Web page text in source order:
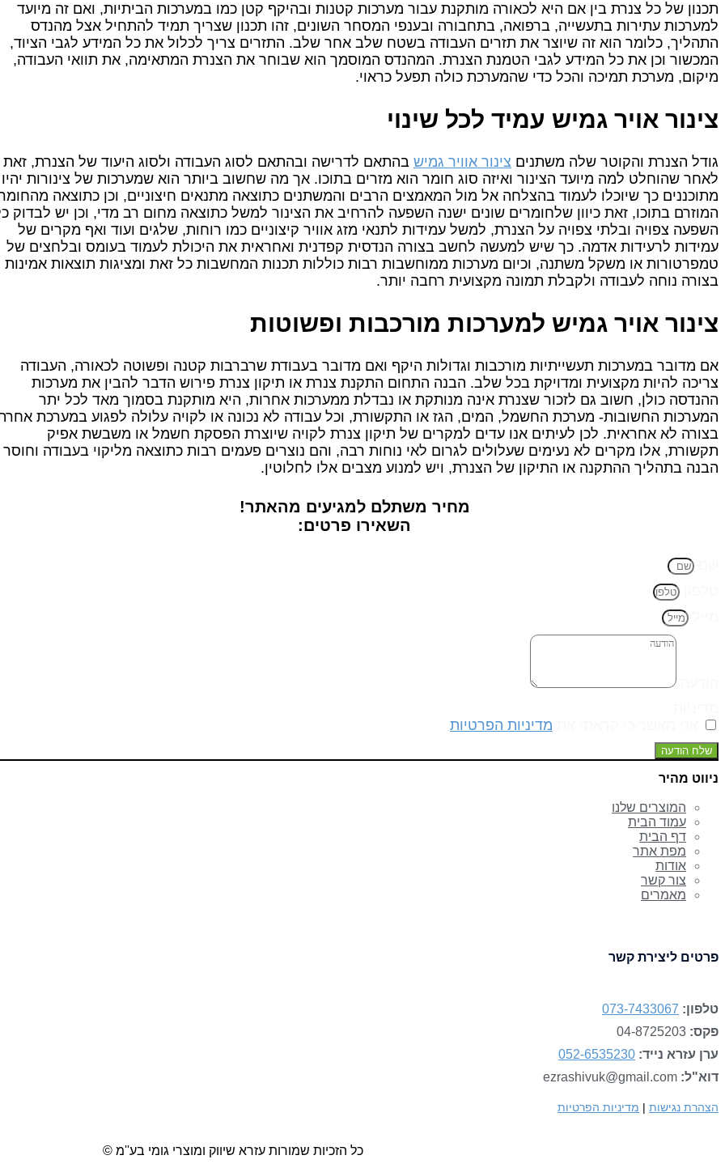
תכנון של כל צנרת בין אם היא לכאורה מותקנת עבור מערכות קטנות ובהיקף קטן כמו במערכות הביתיות, ואם זה מיועד
למערכות עתירות בתעשייה, ברפואה, בתחבורה ובענפי המסחר השונים, זהו תכנון שצריך תמיד להתחיל אצל מהנדס
התהליך, כלומר הוא זה שיוצר את תזרים העבודה בשטח שלב אחר שלב. התזרים צריך לכלול את כל המידע לגבי הציוד,
המכשור וכן את כל המידע לגבי הטמנת הצנרת. המהנדס המוסמך הוא שבוחר את הצנרת המתאימה, את תוואי העבודה,
מיקום, מערכת תמיכה והכל כדי שהמערכת כולה תפעל כראוי.
צינור אויר גמיש עמיד לכל שינוי
גודל הצנרת והקוטר שלה משתנים צינור אוויר גמיש בהתאם לדרישה ובהתאם לסוג העבודה ולסוג היעוד של הצנרת, זאת
לאחר שהוחלט למה מיועד הצינור ואיזה סוג חומר הוא מזרים בתוכו. אך מה שחשוב ביותר הוא שמערכות של צינורות יהיו
מתוכננים כך שיוכלו לעמוד בהצלחה אל מול המאמצים הרבים והמשתנים כתוצאה מתנאים חיצוניים, וכן כתוצאה
המוזרם בתוכו, זאת כיוון שלחומרים שונים ישנה השפעה להרחיב את הצינור למשל כתוצאה מחום רב מדי, וכן יש לבדוק
השפעה צפויה ובלתי צפויה על הצנרת, למשל עמידות לתנאי מזג אוויר קיצוניים כמו רוחות, שלגים ועוד ואף מקרים של
עמידות לרעידות אדמה. כך שיש למעשה לחשב בצורה הנדסית קפדנית ואחראית את היכולת לעמוד בעומס ובלחצים של
טמפרטורות או משקל משתנה, וכיום מערכות ממוחשבות רבות כוללות תכנות המחשבות כל זאת ומציגות תוצאות אמינות
בצורה נוחה לעבודה ולקבלת תמונה מקצועית רחבה יותר.
צינור אויר גמיש למערכות מורכבות ופשוטות
אם מדובר במערכות תעשייתיות מורכבות וגדולות היקף ואם מדובר בעבודת שרברבות קטנה ופשוטה לכאורה, העבודה
צריכה להיות מקצועית ומדויקת בכל שלב. הבנה התחום התקנת צנרת או תיקון צנרת פירוש הדבר להבין את מערכות
ההנדסה כולן, חשוב גם לזכור שצנרת אינה מנותקת או נבדלת ממערכות אחרות, היא מותקנת בסמוך מאד לכל יתר
המערכות החשובות- מערכת החשמל, המים, הגז או התקשורת, וכל עבודה לא נכונה או לקויה עלולה לפגוע במערכת
בצורה לא אחראית. לכן לעיתים אנו עדים למקרים של תיקון צנרת לקויה שיוצרת הפסקת חשמל או משבשת אפיק
תקשורת, אלו מקרים לא נעימים שעלולים לגרום לאי נוחות רבה, והם נוצרים פעמים רבות כתוצאה מליקוי בעבודה וחוסר
הבנה בתהליך ההתקנה או התיקון של הצנרת, ויש למנוע מצבים אלו לחלוטין.
מחיר משתלם למגיעים מהאתר!
השאירו פרטים:
מדיניות הפרטיות
שלח הודעה
ניווט מהיר
המוצרים שלנו
עמוד הבית
דף הבית
מפת אתר
אודות
צור קשר
מאמרים
פרטים ליצירת קשר
טלפון: 073-7433067
פקס:
ערן עזרא נייד: 052-6535230
דוא"ל:
הצהרת נגישות | מדיניות הפרטיות
כל הזכיות שמורות עזרא שיווק ומוצרי גומי בע''מ ©